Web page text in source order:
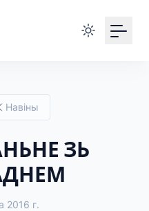
Навіны
ЗЬ
2016 г.